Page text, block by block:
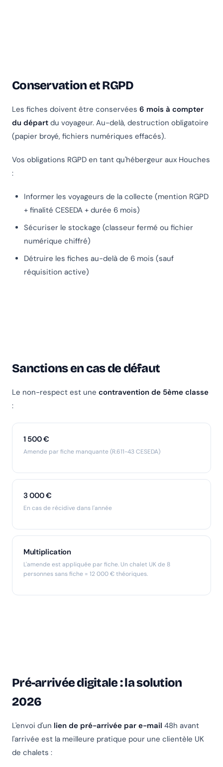
Conservation et RGPD
Les fiches doivent être conservées 6 mois à compter
du départ du voyageur. Au-delà, destruction obligatoire
(papier broyé, fichiers numériques effacés).
Vos obligations RGPD en tant qu'hébergeur aux Houches
:
Informer les voyageurs de la collecte (mention RGPD
+ finalité CESEDA + durée 6 mois)
Sécuriser le stockage (classeur fermé ou fichier
numérique chiffré)
Détruire les fiches au-delà de 6 mois (sauf
réquisition active)
Sanctions en cas de défaut
Le non-respect est une contravention de 5ème classe
:
1 500 €
Amende par fiche manquante (R.611-43 CESEDA)
3 000 €
En cas de récidive dans l'année
Multiplication
L'amende est appliquée par fiche. Un chalet UK de 8
personnes sans fiche = 12 000 € théoriques.
Pré-arrivée digitale : la solution
2026
L'envoi d'un lien de pré-arrivée par e-mail 48h avant
l'arrivée est la meilleure pratique pour une clientèle UK
de chalets :